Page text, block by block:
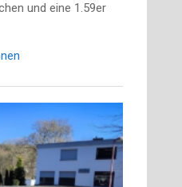
und eine 1.59er